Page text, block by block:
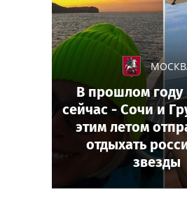
В прошлом
сейчас - Сочи и
этим летом
отдыхать
звезды